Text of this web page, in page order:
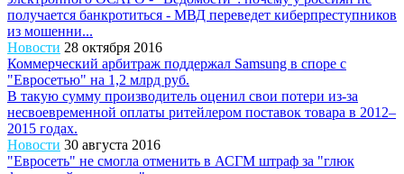
получается банкротиться - МВД переведет киберпреступников
из мошенни...
Новости 28 октября 2016
Коммерческий арбитраж поддержал Samsung в споре с
"Евросетью" на 1,2 млрд руб.
В такую сумму производитель оценил свои потери из-за
несвоевременной оплаты ритейлером поставок товара в 2012–
2015 годах.
Новости 30 августа 2016
"Евросеть" не смогла отменить в АСГМ штраф за "глюк